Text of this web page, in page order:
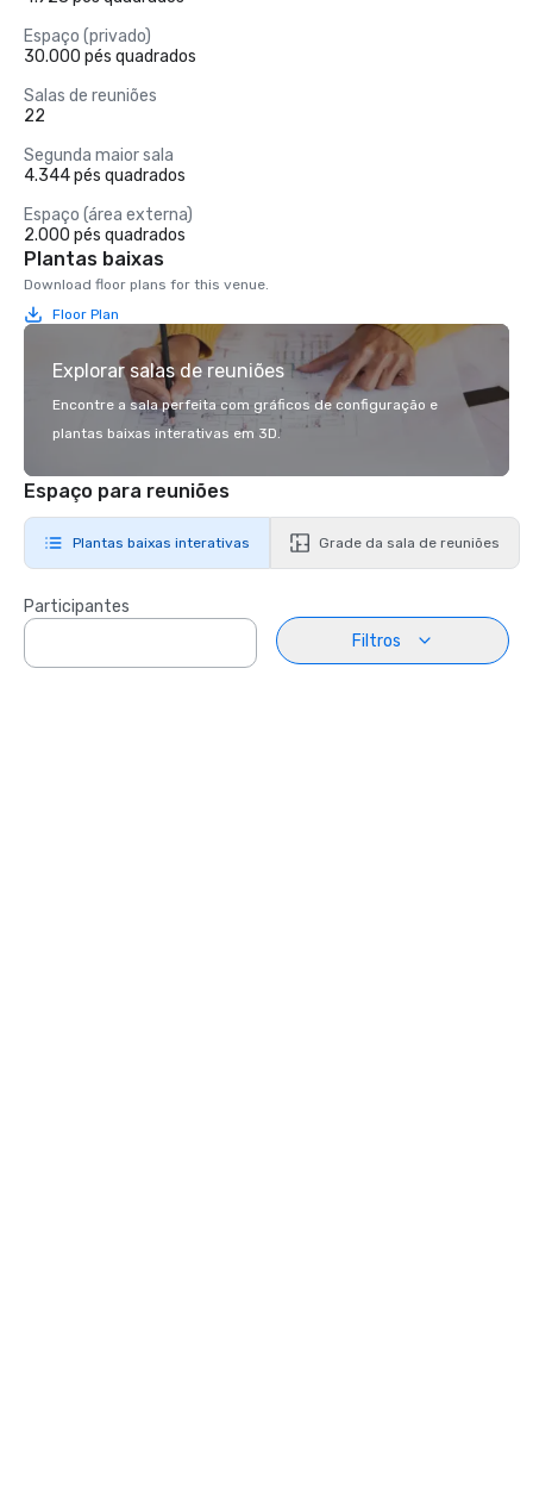
Espaço (privado)
30.000 pés quadrados
Salas de reuniões
22
Segunda maior sala
4.344 pés quadrados
Espaço (área externa)
2.000 pés quadrados
Plantas baixas
Download floor plans for this venue.
Floor Plan
Explorar salas de reuniões
Encontre a sala perfeita com gráficos de configuração e
plantas baixas interativas em 3D.
Espaço para reuniões
Plantas baixas interativas Grade da sala de reuniões
Participantes
Filtros